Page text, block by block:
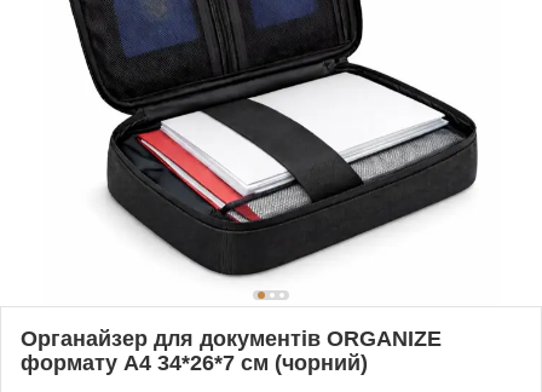
Органайзер для документів ORGANIZE
формату А4 34*26*7 см (чорний)